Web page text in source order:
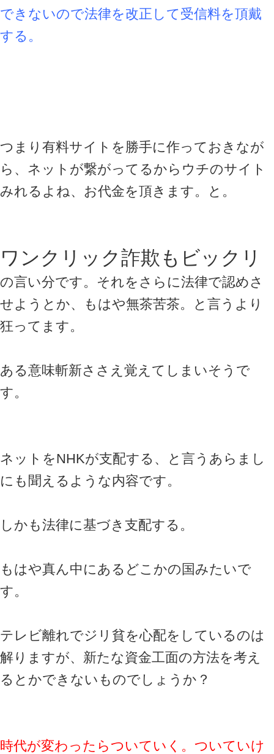
できないので法律を改正して受信料を頂戴
する。
つまり有料サイトを勝手に作っておきなが
ら、ネットが繋がってるからウチのサイト
みれるよね、お代金を頂きます。と。
ワンクリック詐欺もビックリ
の言い分です。それをさらに法律で認めさ
せようとか、もはや無茶苦茶。と言うより
狂ってます。
ある意味斬新ささえ覚えてしまいそうで
す。
ネットをNHKが支配する、と言うあらまし
にも聞えるような内容です。
しかも法律に基づき支配する。
もはや真ん中にあるどこかの国みたいで
す。
テレビ離れでジリ貧を心配をしているのは
解りますが、新たな資金工面の方法を考え
るとかできないものでしょうか？
時代が変わったらついていく。ついていけ